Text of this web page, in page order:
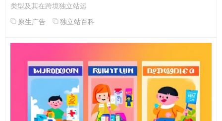
类型及其在跨境独立站运
原生广告
独立站百科